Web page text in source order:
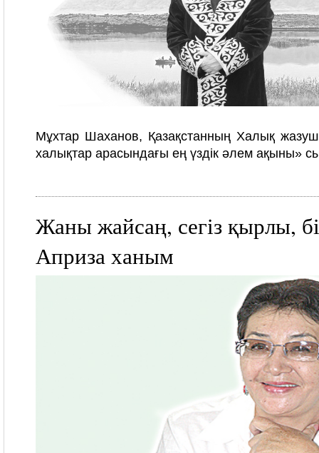
Мұхтар Шаханов, Қазақстанның Халық
халықтар арасындағы ең үздік әлем ақыны»
Жаны жайсаң, сегіз қырлы,
Априза ханым